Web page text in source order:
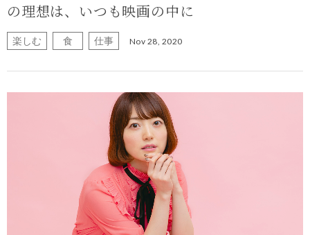
の理想は、いつも映画の中に
楽しむ 食 仕事 Nov 28, 2020